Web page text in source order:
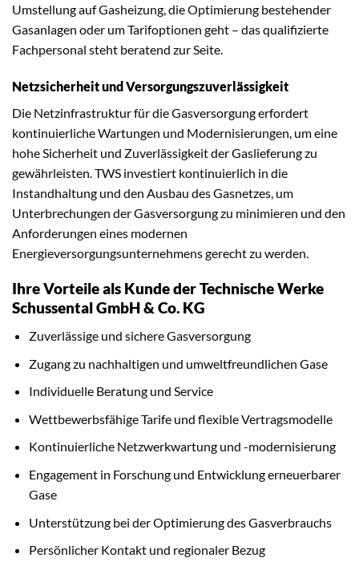
Umstellung auf Gasheizung, die Optimierung bestehender
Gasanlagen oder um Tarifoptionen geht – das qualifizierte
Fachpersonal steht beratend zur Seite.
Netzsicherheit und Versorgungszuverlässigkeit
Die Netzinfrastruktur für die Gasversorgung erfordert
kontinuierliche Wartungen und Modernisierungen, um eine
hohe Sicherheit und Zuverlässigkeit der Gaslieferung zu
gewährleisten. TWS investiert kontinuierlich in die
Instandhaltung und den Ausbau des Gasnetzes, um
Unterbrechungen der Gasversorgung zu minimieren und den
Anforderungen eines modernen
Energieversorgungsunternehmens gerecht zu werden.
Ihre Vorteile als Kunde der Technische Werke
Schussental GmbH & Co. KG
Zuverlässige und sichere Gasversorgung
Zugang zu nachhaltigen und umweltfreundlichen Gase
Individuelle Beratung und Service
Wettbewerbsfähige Tarife und flexible Vertragsmodelle
Kontinuierliche Netzwerkwartung und -modernisierung
Engagement in Forschung und Entwicklung erneuerbarer
Gase
Unterstützung bei der Optimierung des Gasverbrauchs
Persönlicher Kontakt und regionaler Bezug